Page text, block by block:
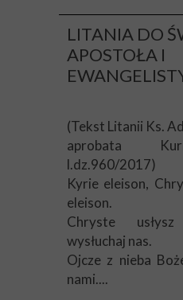
LITANIA DO
APOSTOŁA I
(Tekst Litanii Ks.
aprobata
l.dz.960/2017)
Kyrie eleison,
eleison.
Chryste
wysłuchaj nas.
Ojcze z nieba
nami....